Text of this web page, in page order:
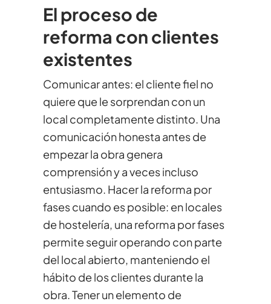
El proceso de
reforma con clientes
existentes
Comunicar antes: el cliente fiel no
quiere que le sorprendan con un
local completamente distinto. Una
comunicación honesta antes de
empezar la obra genera
comprensión y a veces incluso
entusiasmo. Hacer la reforma por
fases cuando es posible: en locales
de hostelería, una reforma por fases
permite seguir operando con parte
del local abierto, manteniendo el
hábito de los clientes durante la
obra. Tener un elemento de